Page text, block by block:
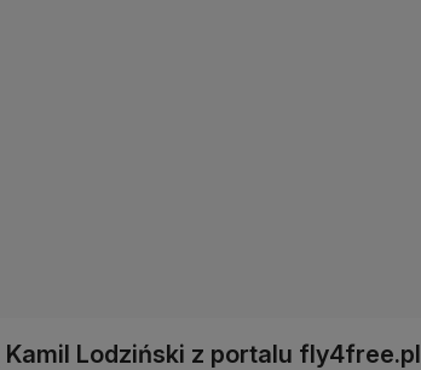
Kamil Lodziński z portalu fly4free.pl